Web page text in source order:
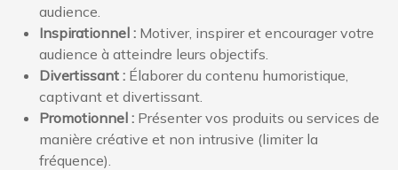
audience.
Inspirationnel : Motiver, inspirer et encourager votre
audience à atteindre leurs objectifs.
Divertissant : Élaborer du contenu humoristique,
captivant et divertissant.
Promotionnel : Présenter vos produits ou services de
manière créative et non intrusive (limiter la
fréquence).